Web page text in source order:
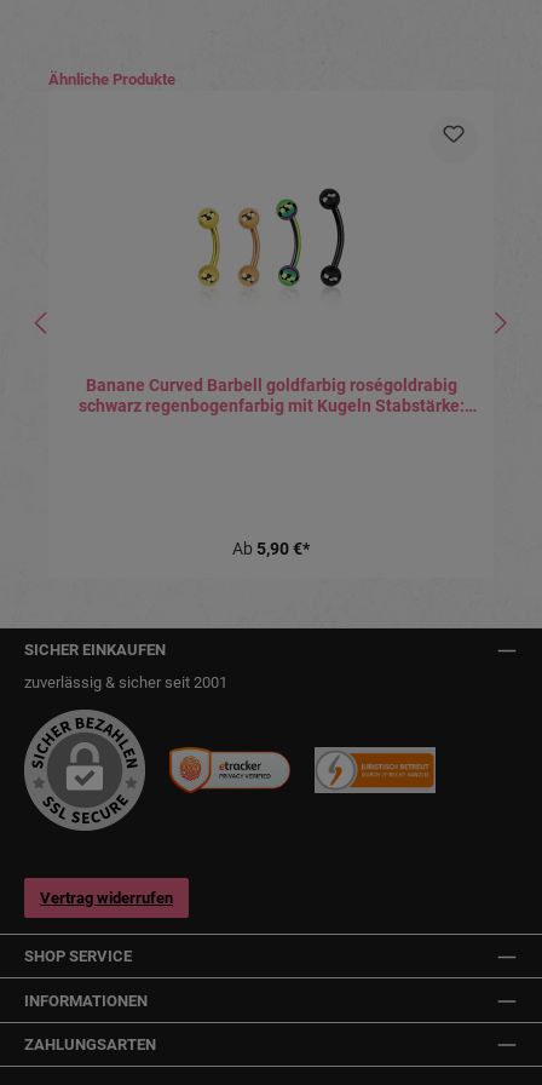
Produktgalerie überspringen
Ähnliche Produkte
Banane Curved Barbell goldfarbig roségoldrabig
schwarz regenbogenfarbig mit Kugeln Stabstärke:
Ab 5,90 €*
SICHER EINKAUFEN
zuverlässig & sicher seit 2001
Vertrag widerrufen
SHOP SERVICE
INFORMATIONEN
ZAHLUNGSARTEN